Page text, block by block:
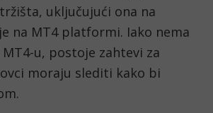
uključujući ona na
na MT4 platformi. Iako nema
u, postoje zahtevi za
moraju slediti kako bi